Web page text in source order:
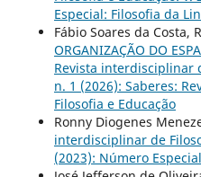
Especial: Filosofia da
Fábio Soares da Costa,
ORGANIZAÇÃO DO
Revista interdisciplinar
n. 1 (2026): Saberes:
Filosofia e Educação
Ronny Diogenes
interdisciplinar de
(2023): Número